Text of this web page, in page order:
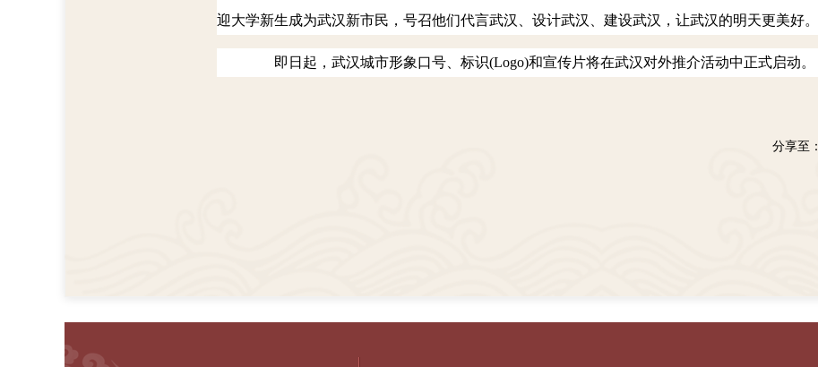
迎大学新生成为武汉新市民，号召他们代言武汉、设计武汉、建设武汉，让武汉的明天更美好。
即日起，武汉城市形象口号、标识(Logo)和宣传片将在武汉对外推介活动中正式启动。
分享至：